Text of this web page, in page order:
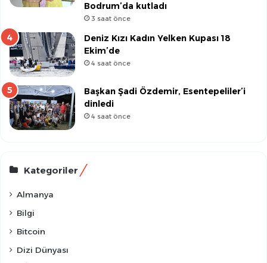
Bodrum’da kutladı
3 saat önce
Deniz Kızı Kadın Yelken Kupası 18
Ekim’de
4 saat önce
Başkan Şadi Özdemir, Esentepeliler’i
dinledi
4 saat önce
Kategoriler
Almanya
Bilgi
Bitcoin
Dizi Dünyası